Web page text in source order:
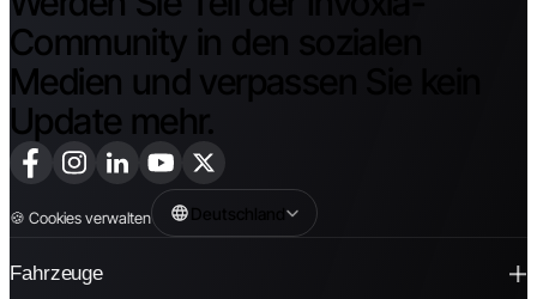
Community in den sozialen
Medien und verpassen Sie kein
Update mehr.
🍪 Cookies verwalten Deutschland
Fahrzeuge